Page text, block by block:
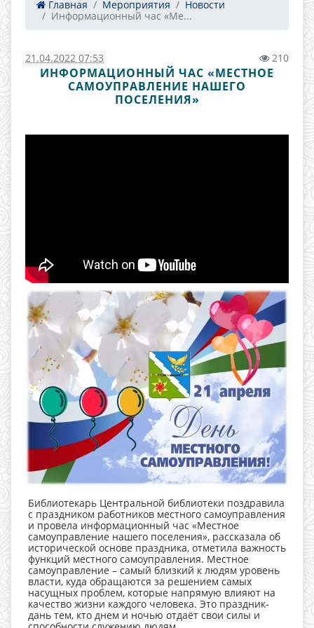
Главная Мероприятия
Новости
Информационный час «Ме...
21.04.2022 07:53 210
ИНФОРМАЦИОННЫЙ ЧАС «МЕСТНОЕ
САМОУПРАВЛЕНИЕ НАШЕГО
ПОСЕЛЕНИЯ»
Библиотекарь Центральной библиотеки поздравила
с праздником работников местного самоуправления
и провела информационный час «Местное
самоуправление нашего поселения», рассказала об
исторической основе праздника, отметила важность
функций местного самоуправления. Местное
самоуправление – самый близкий к людям уровень
власти, куда обращаются за решением самых
насущных проблем, которые напрямую влияют на
качество жизни каждого человека. Это праздник-
дань тем, кто днем и ночью отдаёт свои силы и